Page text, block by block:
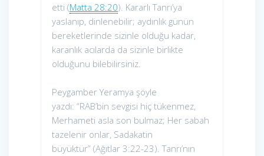
etti (Matta 28:20). Kararlı Tanrı’ya
yaslanıp, dinlenebilir; aydınlık günün
bereketlerinde sizinle olduğu kadar,
karanlık acılarda da sizinle birlikte
olduğunu bilebilirsiniz.
Peygamber Yeramya şöyle
yazdı: “RAB’bin sevgisi hiç tükenmez,
Merhameti asla son bulmaz; Her sabah
tazelenir onlar, Sadakatin
büyüktür” (Ağıtlar 3:22-23). Tanrı’nın